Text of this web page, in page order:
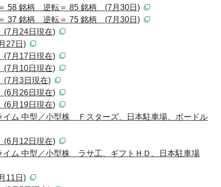
58 銘柄 逆転＝ 85 銘柄 (7月30日)
37 銘柄 逆転＝ 75 銘柄 (7月30日)
(7月24日現在)
27日)
(7月17日現在)
(7月10日現在)
(7月3日現在)
(6月26日現在)
(6月19日現在)
イム 中型／小型株 Ｆスターズ、日本駐車場、ボードル
(6月12日現在)
イム 中型／小型株 ラサ工、ギフトＨＤ、日本駐車場
11日)